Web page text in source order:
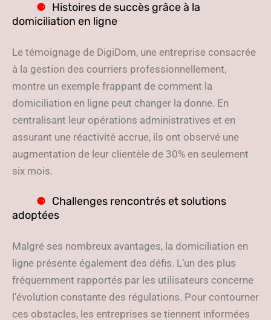
Histoires de succès grâce à la
domiciliation en ligne
Le témoignage de DigiDom, une entreprise consacrée
à la gestion des courriers professionnellement,
montre un exemple frappant de comment la
domiciliation en ligne peut changer la donne. En
centralisant leur opérations administratives et en
assurant une réactivité accrue, ils ont observé une
augmentation de leur clientèle de 30% en seulement
six mois.
Challenges rencontrés et solutions
adoptées
Malgré ses nombreux avantages, la domiciliation en
ligne présente également des défis. L’un des plus
fréquemment rapportés par les utilisateurs concerne
l’évolution constante des régulations. Pour contourner
ces obstacles, les entreprises se tiennent informées